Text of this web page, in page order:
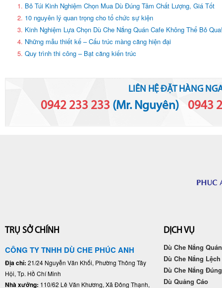
Bỏ Túi Kinh Nghiệm Chọn Mua Dù Đúng Tâm Chất Lượng, Giá Tốt
10 nguyên lý quan trọng cho tổ chức sự kiện
Kinh Nghiệm Lựa Chọn Dù Che Nắng Quán Cafe Không Thể Bỏ
Những mẫu thiết kế – Cấu trúc màng căng hiện đại
Quy trình thi công – Bạt căng kiến trúc
LIÊN HỆ ĐẶT HÀNG
0942 233 233 (Mr. Nguyên)- 0943
TRỤ SỞ CHÍNH
CÔNG TY TNHH DÙ CHE PHÚC ANH
Địa chỉ: 21/24 Nguyễn Văn Khối, Phường Thông Tây
Hội, Tp. Hồ Chí Minh
Nhà xưởng: 110/62 Lê Văn Khương, Xã Đông Thạnh,
DỊCH VỤ
Dù Che Nắng
Dù Che Nắng
Dù Che Nắng
Dù Quảng Cáo